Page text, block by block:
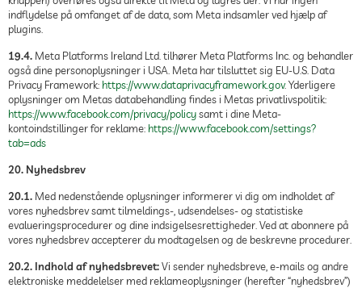
indflydelse på omfanget af de data, som Meta indsamler ved hjælp af
plugins.
19.4. Meta Platforms Ireland Ltd. tilhører Meta Platforms Inc. og behandler
også dine personoplysninger i USA. Meta har tilsluttet sig EU-U.S. Data
Privacy Framework: https://www.dataprivacyframework.gov. Yderligere
oplysninger om Metas databehandling findes i Metas privatlivspolitik:
https://www.facebook.com/privacy/policysamt i dine Meta-
kontoindstillinger for reklame: https://www.facebook.com/settings?
tab=ads
20. Nyhedsbrev
20.1. Med nedenstående oplysninger informerer vi dig om indholdet af
vores nyhedsbrev samt tilmeldings-, udsendelses- og statistiske
evalueringsprocedurer og dine indsigelsesrettigheder. Ved at abonnere på
vores nyhedsbrev accepterer du modtagelsen og de beskrevne procedurer.
20.2. Indhold af nyhedsbrevet:Vi sender nyhedsbreve, e-mails og andre
elektroniske meddelelser med reklameoplysninger (herefter “nyhedsbrev”)